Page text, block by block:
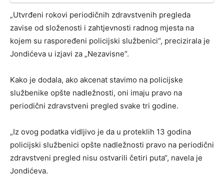
„Utvrđeni rokovi periodičnih zdravstvenih pregleda
zavise od složenosti i zahtjevnosti radnog mjesta na
kojem su raspoređeni policijski službenici“, precizirala je
Jondićeva u izjavi za „Nezavisne“.
Kako je dodala, ako akcenat stavimo na policijske
službenike opšte nadležnosti, oni imaju pravo na
periodični zdravstveni pregled svake tri godine.
„Iz ovog podatka vidljivo je da u proteklih 13 godina
policijski službenici opšte nadležnosti pravo na periodični
zdravstveni pregled nisu ostvarili četiri puta“, navela je
Jondićeva.